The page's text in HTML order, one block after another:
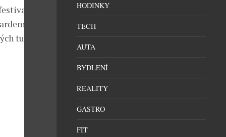
v
turnajů.
HODINKY
TECH
AUTA
BYDLENÍ
REALITY
GASTRO
FIT